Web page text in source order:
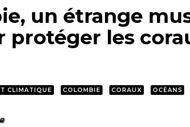
un étrange
protéger les
CLIMATIQUE COLOMBIE CORAUX OCÉANS